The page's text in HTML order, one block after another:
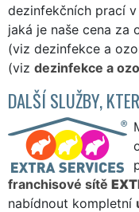
dezinfekčních prací
jaká je naše cena za
(viz dezinfekce a
(viz dezinfekce a
DALŠÍ SLUŽBY,
franchisové sítě
nabídnout kompletní